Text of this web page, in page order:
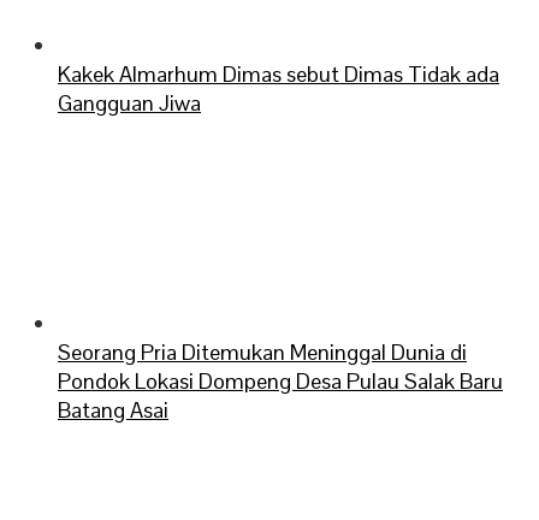
Kakek Almarhum Dimas sebut Dimas Tidak ada
Gangguan Jiwa
Seorang Pria Ditemukan Meninggal Dunia di
Pondok Lokasi Dompeng Desa Pulau Salak Baru
Batang Asai